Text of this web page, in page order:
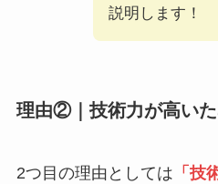
説明します！
理由②｜技術力が高い
2つ目の理由としては 「技